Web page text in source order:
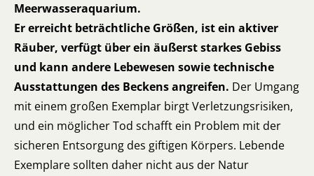
Meerwasseraquarium.
Er erreicht beträchtliche Größen, ist ein aktiver
Räuber, verfügt über ein äußerst starkes Gebiss
und kann andere Lebewesen sowie technische
Ausstattungen des Beckens angreifen. Der Umgang
mit einem großen Exemplar birgt Verletzungsrisiken,
und ein möglicher Tod schafft ein Problem mit der
sicheren Entsorgung des giftigen Körpers. Lebende
Exemplare sollten daher nicht aus der Natur